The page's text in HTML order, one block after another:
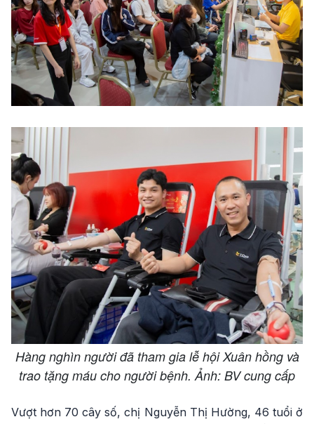
Hàng nghìn người đã tham gia lễ hội Xuân hồng và
trao tặng máu cho người bệnh. Ảnh: BV cung cấp
Vượt hơn 70 cây số, chị Nguyễn Thị Hường, 46 tuổi ở